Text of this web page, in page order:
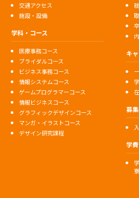
交通アクセス
施設・設備
学科・コース
医療事務コース
ブライダルコース
ビジネス事務コース
情報システムコース
ゲームプログラマーコース
情報ビジネスコース
グラフィックデザインコース
マンガ・イラストコース
デザイン研究課程
キ
募
学